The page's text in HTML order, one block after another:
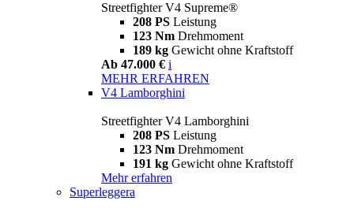
Streetfighter V4 Supreme®
208 PS Leistung
123 Nm Drehmoment
189 kg Gewicht ohne Kraftstoff
Ab 47.000 € i
MEHR ERFAHREN
V4 Lamborghini
Streetfighter V4 Lamborghini
208 PS Leistung
123 Nm Drehmoment
191 kg Gewicht ohne Kraftstoff
Mehr erfahren
Superleggera